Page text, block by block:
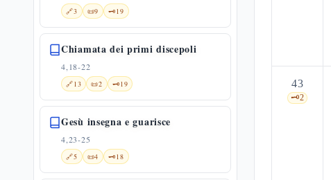
🔗3 📜9 🗝️19
Chiamata dei primi discepoli
4,18-22
🔗13 📜2 🗝️19
Gesù insegna e guarisce
4,23-25
🔗5 📜4 🗝️18
43
🗝️2